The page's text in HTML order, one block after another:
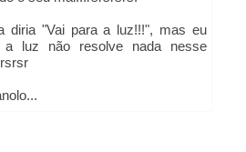
diria "Vai para a luz!!!", mas eu
a luz não resolve nada nesse